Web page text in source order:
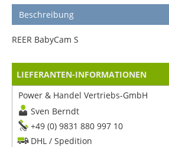
Beschreibung
REER BabyCam S
LIEFERANTEN-INFORMATIONEN
Power & Handel Vertriebs-GmbH
Sven Berndt
+49 (0) 9831 880 997 10
DHL / Spedition